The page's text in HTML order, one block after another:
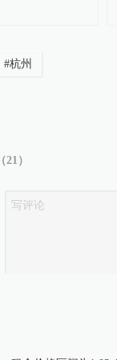
#杭州
（21 ）